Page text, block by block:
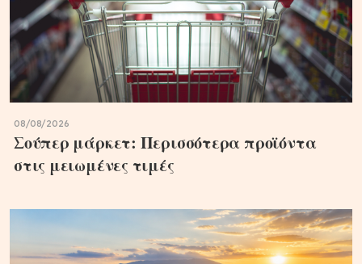
08/08/2026
Σούπερ μάρκετ: Περισσότερα προϊόντα
στις μειωμένες τιμές